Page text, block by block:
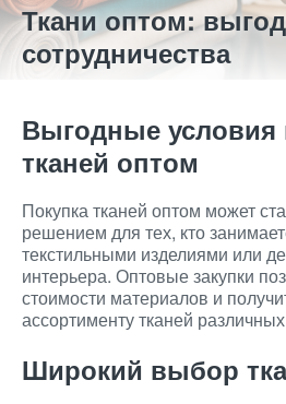
Ткани оптом:
сотрудничества
Выгодные условия
тканей оптом
Покупка тканей оптом может
решением для тех, кто
текстильными изделиями или
интерьера. Оптовые закупки
стоимости материалов и
ассортименту тканей
Широкий выбор